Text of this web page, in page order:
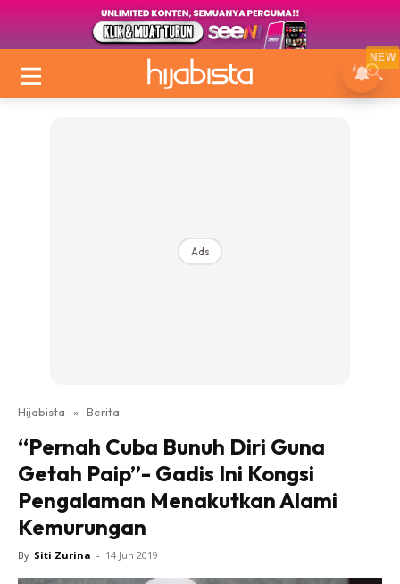
Ads
Hijabista » Berita
“Pernah Cuba Bunuh Diri Guna
Getah Paip”- Gadis Ini Kongsi
Pengalaman Menakutkan Alami
Kemurungan
By Siti Zurina - 14 Jun 2019
NEW